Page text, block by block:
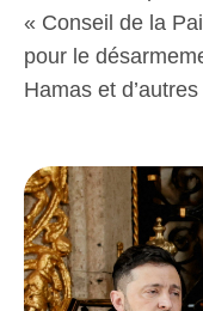
« Conseil de la
pour le
Hamas et